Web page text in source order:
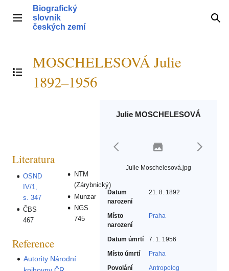
obsahHlavní menu
Biografický
slovník
českých zemí
Přepnout obsah
MOSCHELESOVÁ Julie
1892–1956
Julie MOSCHELESOVÁ
Julie Moschelesová.jpg
Datum
narození
21. 8. 1892
Místo
narození
Praha
Datum úmrtí
7. 1. 1956
Místo úmrtí
Praha
Povolání
Antropolog‎
Literatura
OSND
IV/1,
s. 347
ČBS
467
NTM
(Zárybnický)
Munzar
NGS
745
Reference
Autority Národní